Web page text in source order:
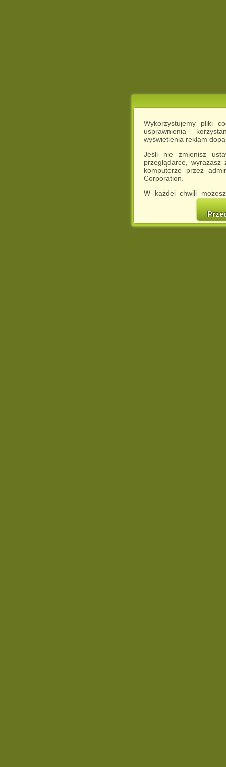
Wykorzystujemy pliki
usprawnienia
wyświetlenia reklam
Jeśli nie zmienisz
przeglądarce,
komputerze przez
Corporation.
W każdej chwili
cookies w swojej
w naszej
http://chomikuj.pl/